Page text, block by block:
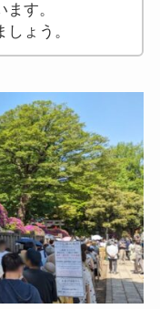
す。
ょう。